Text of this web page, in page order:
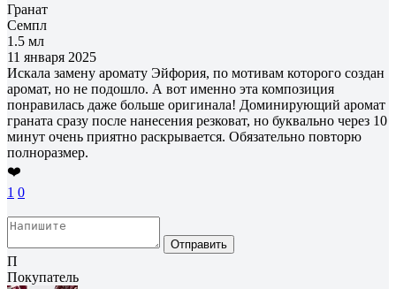
Гранат
Семпл
1.5 мл
11 января 2025
Искала замену аромату Эйфория, по мотивам которого создан
аромат, но не подошло. А вот именно эта композиция
понравилась даже больше оригинала! Доминирующий аромат
граната сразу после нанесения резковат, но буквально через 10
минут очень приятно раскрывается. Обязательно повторю
полноразмер.
❤️
1 0
Отправить
П
Покупатель